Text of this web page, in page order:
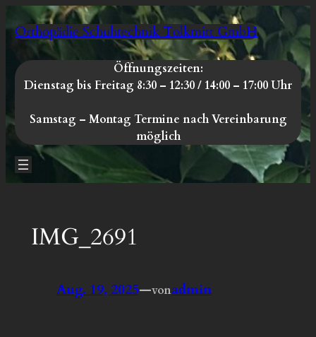
Zum
Inhalt
springen
Orthopädie Schuhtechnik Tolkmitt GmbH
Öffnungszeiten:
Dienstag bis Freitag 8:30 – 12:30 / 14:00 – 17:00 Uhr
Samstag – Montag Termine nach Vereinbarung
möglich
IMG_2691
Aug. 19, 2025—vonadmin